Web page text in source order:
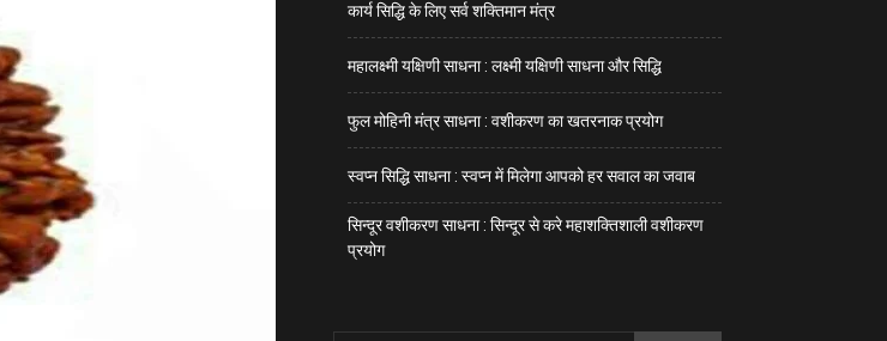
कार्य सिद्धि के लिए सर्व शक्तिमान मंत्र
महालक्ष्मी यक्षिणी साधना : लक्ष्मी यक्षिणी साधना और सिद्धि
फुल मोहिनी मंत्र साधना : वशीकरण का खतरनाक प्रयोग
स्वप्न सिद्धि साधना : स्वप्न में मिलेगा आपको हर सवाल का जवाब
सिन्दूर वशीकरण साधना : सिन्दूर से करे महाशक्तिशाली वशीकरण
प्रयोग